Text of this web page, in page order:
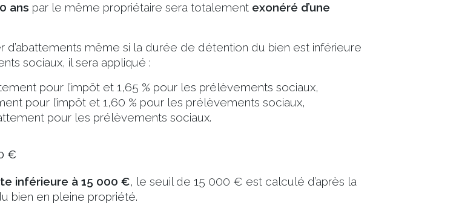
ans par le même propriétaire sera totalement exonéré d’une
même si la durée de détention du bien est inférieure
sociaux, il sera appliqué :
pour l’impôt et 1,65 % pour les prélèvements sociaux,
pour l’impôt et 1,60 % pour les prélèvements sociaux,
pour les prélèvements sociaux.
€
inférieure à 15 000 €, le seuil de 15 000 € est calculé d’après la
bien en pleine propriété.